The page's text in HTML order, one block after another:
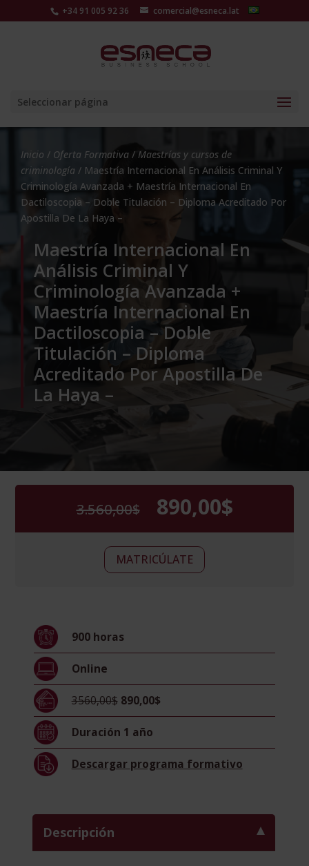
+34 91 005 92 36 comercial@esneca.lat
Seleccionar página
Inicio / Oferta Formativa / Maestrías y cursos de
criminología / Maestría Internacional En Análisis Criminal Y
Criminología Avanzada + Maestría Internacional En
Dactiloscopia – Doble Titulación – Diploma Acreditado Por
Apostilla De La Haya –
Maestría Internacional En
Análisis Criminal Y
Criminología Avanzada +
Maestría Internacional En
Dactiloscopia – Doble
Titulación – Diploma
Acreditado Por Apostilla De
La Haya –
3.560,00$
era:
3.560,00$.
890,00$El
Internacional
Avanzada
Maestría
En
Acreditado
Por
MATRICÚLATE
900 horas
Online
3560,00$ 890,00$
Duración 1 año
Descargar programa formativo
Descripción